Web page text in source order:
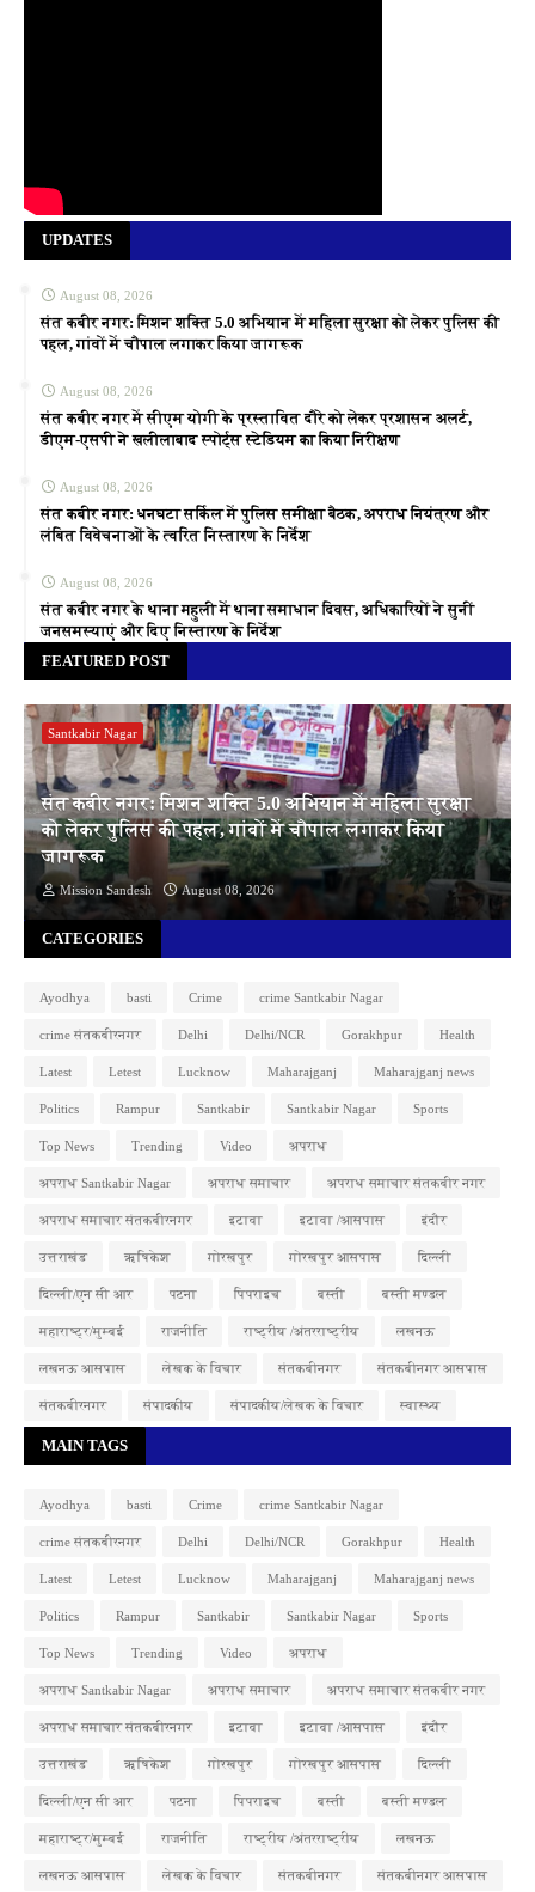
UPDATES
August 08, 2026
संत कबीर नगर: मिशन शक्ति 5.0 अभियान में महिला सुरक्षा को लेकर पुलिस की
पहल, गांवों में चौपाल लगाकर किया जागरूक
August 08, 2026
संत कबीर नगर में सीएम योगी के प्रस्तावित दौरे को लेकर प्रशासन अलर्ट,
डीएम-एसपी ने खलीलाबाद स्पोर्ट्स स्टेडियम का किया निरीक्षण
August 08, 2026
संत कबीर नगर: धनघटा सर्किल में पुलिस समीक्षा बैठक, अपराध नियंत्रण और
लंबित विवेचनाओं के त्वरित निस्तारण के निर्देश
August 08, 2026
संत कबीर नगर के थाना महुली में थाना समाधान दिवस, अधिकारियों ने सुनीं
जनसमस्याएं और दिए निस्तारण के निर्देश
FEATURED POST
Santkabir Nagar
संत कबीर नगर: मिशन शक्ति 5.0 अभियान में महिला सुरक्षा
को लेकर पुलिस की पहल, गांवों में चौपाल लगाकर किया
जागरूक
Mission Sandesh August 08, 2026
CATEGORIES
Ayodhya basti Crime crime Santkabir Nagar
crime संतकबीरनगर Delhi Delhi/NCR Gorakhpur Health
Latest Letest Lucknow Maharajganj Maharajganj news
Politics Rampur Santkabir Santkabir Nagar Sports
Top News Trending Video अपराध
अपराध Santkabir Nagar अपराध समाचार अपराध समाचार संतकबीर नगर
अपराध समाचार संतकबीरनगर इटावा इटावा /आसपास इंदौर
उत्तराखंड ऋषिकेश गोरखपुर गोरखपुर आसपास दिल्ली
दिल्ली/एन सी आर पटना पिपराइच बस्ती बस्ती मण्डल
महाराष्ट्र/मुम्बई राजनीति राष्ट्रीय /अंतरराष्ट्रीय लखनऊ
लखनऊ आसपास लेखक के विचार संतकबीनगर संतकबीनगर आसपास
संतकबीरनगर संपादकीय संपादकीय/लेखक के विचार स्वास्थ्य
MAIN TAGS
Ayodhya basti Crime crime Santkabir Nagar
crime संतकबीरनगर Delhi Delhi/NCR Gorakhpur Health
Latest Letest Lucknow Maharajganj Maharajganj news
Politics Rampur Santkabir Santkabir Nagar Sports
Top News Trending Video अपराध
अपराध Santkabir Nagar अपराध समाचार अपराध समाचार संतकबीर नगर
अपराध समाचार संतकबीरनगर इटावा इटावा /आसपास इंदौर
उत्तराखंड ऋषिकेश गोरखपुर गोरखपुर आसपास दिल्ली
दिल्ली/एन सी आर पटना पिपराइच बस्ती बस्ती मण्डल
महाराष्ट्र/मुम्बई राजनीति राष्ट्रीय /अंतरराष्ट्रीय लखनऊ
लखनऊ आसपास लेखक के विचार संतकबीनगर संतकबीनगर आसपास